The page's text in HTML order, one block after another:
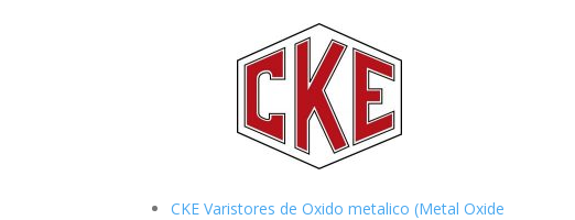
CKE Varistores de Oxido metalico (Metal Oxide